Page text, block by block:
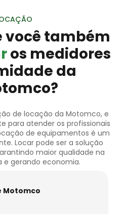
você também
os medidores
da
de locação da Motomco, e
para atender os profissionais
de equipamentos é um
Locar pode ser a solução
maior qualidade na
e gerando economia.
Motomco